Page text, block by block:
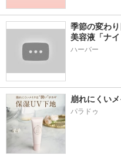
季節の変わ
美容液「ナイ
ハーバー
崩れにくい
パラドゥ